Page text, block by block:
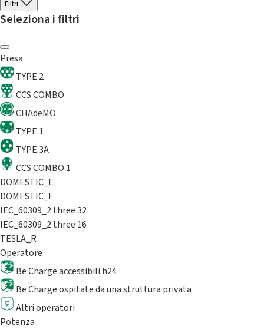
Filtri
Seleziona i filtri
Presa
TYPE 2
CCS COMBO
CHAdeMO
TYPE 1
TYPE 3A
CCS COMBO 1
DOMESTIC_E
DOMESTIC_F
IEC_60309_2 three 32
IEC_60309_2 three 16
TESLA_R
Operatore
Be Charge accessibili h24
Be Charge ospitate da una struttura privata
Altri operatori
Potenza